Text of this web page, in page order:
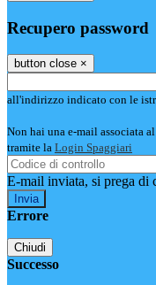
Recupero password
button close ×
all'indirizzo indicato con le
Non hai una e-mail associata
tramite la Login Spaggiari
E-mail inviata, si prega di
Errore
Chiudi
Successo